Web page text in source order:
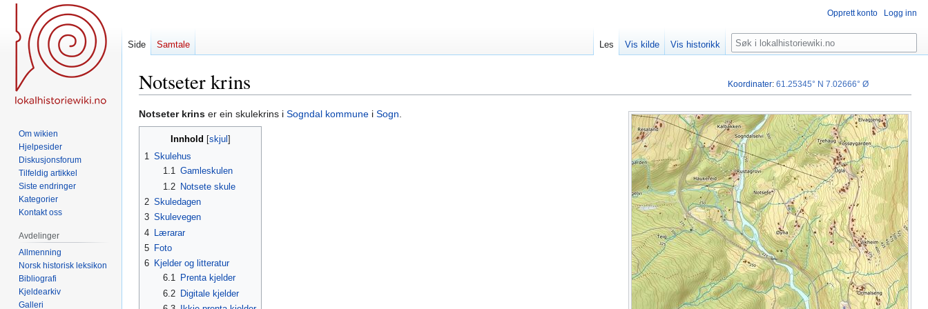
Notseter krins
Hopp
til
navigering
Hopp
til
Notseter krins er ein skulekrins i Sogndal kommune i Sogn.
Innhold
1 Skulehus
1.1 Gamleskulen
1.2
Notsete skule
2 Skuledagen
3 Skulevegen
4
Lærarar
5 Foto
6 Kjelder og litteratur
6.1
Prenta kjelder
6.2 Digitale kjelder
Koordinater:61.25345° N 7.02666° Ø
Opprett konto Logg inn
Side Samtale Les Vis kilde Vis historikk Søk
Om wikien
Hjelpesider
Diskusjonsforum
Tilfeldig artikkel
Siste endringer
Kategorier
Kontakt oss
Avdelinger
Allmenning
Norsk historisk leksikon
Bibliografi
Kjeldearkiv
Galleri